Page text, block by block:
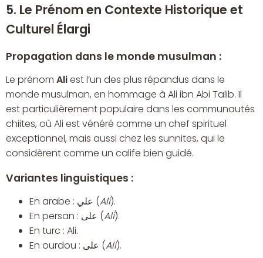
5. Le Prénom en Contexte Historique et
Culturel Élargi
Propagation dans le monde musulman :
Le prénom Aliest l’un des plus répandus dans le
monde musulman, en hommage à Ali ibn Abi Talib. Il
est particulièrement populaire dans les communautés
chiites, où Ali est vénéré comme un chef spirituel
exceptionnel, mais aussi chez les sunnites, qui le
considèrent comme un calife bien guidé.
Variantes linguistiques :
En arabe : علي (Ali).
En persan : علی (Ali).
En turc : Ali.
En ourdou : علی (Ali).